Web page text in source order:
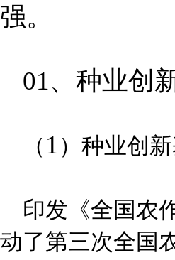
强。
01、种业创
（ 1 ）种业创
印发《全国农
动了第三次全国